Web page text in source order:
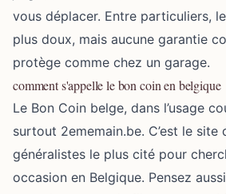
vous déplacer. Entre particuliers,
plus doux, mais aucune garantie
protège comme chez un garage.
comment s'appelle le bon coin en belgique
Le Bon Coin belge, dans l’usage
surtout 2ememain.be. C’est le site
généralistes le plus cité pour
occasion en Belgique. Pensez